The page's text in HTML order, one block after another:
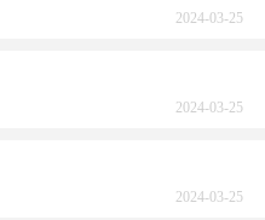
2024-03-25
2024-03-25
2024-03-25